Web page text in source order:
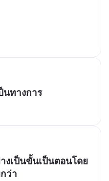
นทางการ
งเป็นขั้นเป็นตอนโดย
ว่า